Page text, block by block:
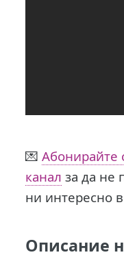
💌Абонирайте
канал за да не
ни интересно
Описание